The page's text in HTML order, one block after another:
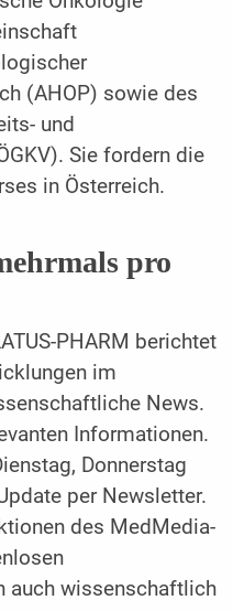
(AHOP) sowie des
und
Sie fordern die
in Österreich.
pro
PHARM berichtet
im
News.
Informationen.
Donnerstag
per Newsletter.
des MedMedia-
auch wissenschaftlich